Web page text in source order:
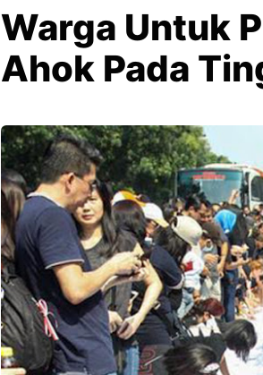
Warga Untuk
Ahok Pada